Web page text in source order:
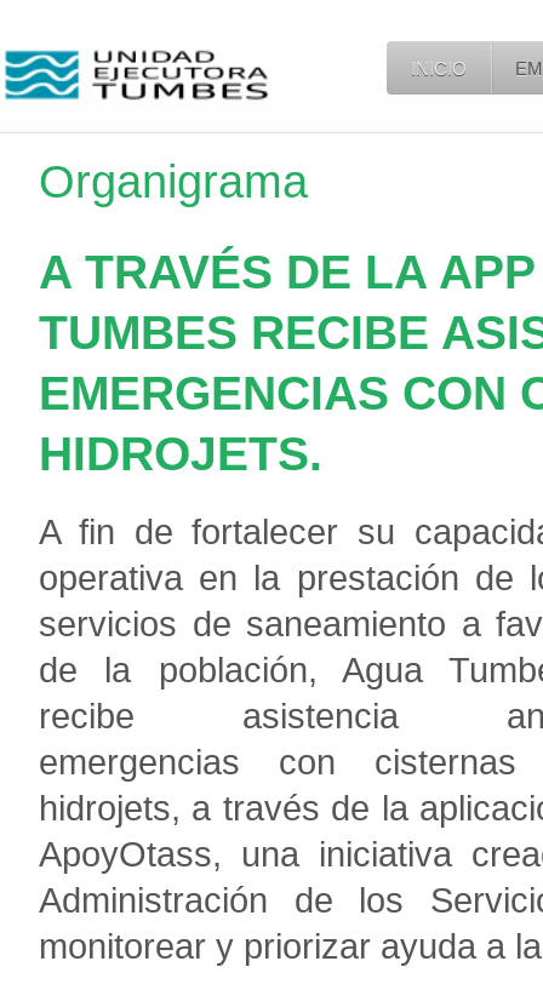
INICIO
Organigrama
A TRAVÉS DE LA
TUMBES RECIBE
EMERGENCIAS CON
HIDROJETS.
A fin de fortalecer su
operativa en la prestación de
servicios de saneamiento a
de la población, Agua
recibe asistencia
emergencias con
hidrojets, a través de la
ApoyOtass, una iniciativa
Administración de los
monitorear y priorizar ayuda a